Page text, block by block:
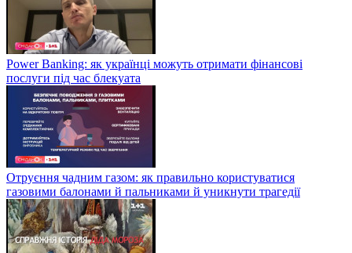
Power Banking: як українці можуть отримати фінансові
послуги під час блекуата
Отруєння чадним газом: як правильно користуватися
газовими балонами й пальниками й уникнути трагедії